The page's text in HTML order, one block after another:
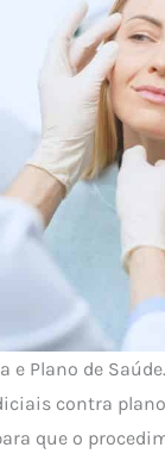
e Plano de
contra
que o